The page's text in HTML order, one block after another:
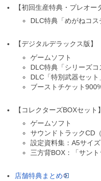
【初回生産特典・プレオー
DLC特典「めがねコス
【デジタルデラックス版】
ゲームソフト
DLC特典「シリーズコ
DLC「特別武器セット
ブーストチケット
【コレクターズBOXセット】
ゲームソフト
サウンドトラックCD
設定資料集：A5サイ
三方背BOX：「サン
店舗特典まとめ